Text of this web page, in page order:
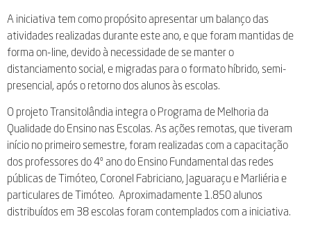
A iniciativa tem como propósito apresentar um balanço das
atividades realizadas durante este ano, e que foram mantidas de
forma on-line, devido à necessidade de se manter o
distanciamento social, e migradas para o formato híbrido, semi-
presencial, após o retorno dos alunos às escolas.
O projeto Transitolândia integra o Programa de Melhoria da
Qualidade do Ensino nas Escolas. As ações remotas, que tiveram
início no primeiro semestre, foram realizadas com a capacitação
dos professores do 4º ano do Ensino Fundamental das redes
públicas de Timóteo, Coronel Fabriciano, Jaguaraçu e Marliéria e
particulares de Timóteo. Aproximadamente 1.850 alunos
distribuídos em 38 escolas foram contemplados com a iniciativa.